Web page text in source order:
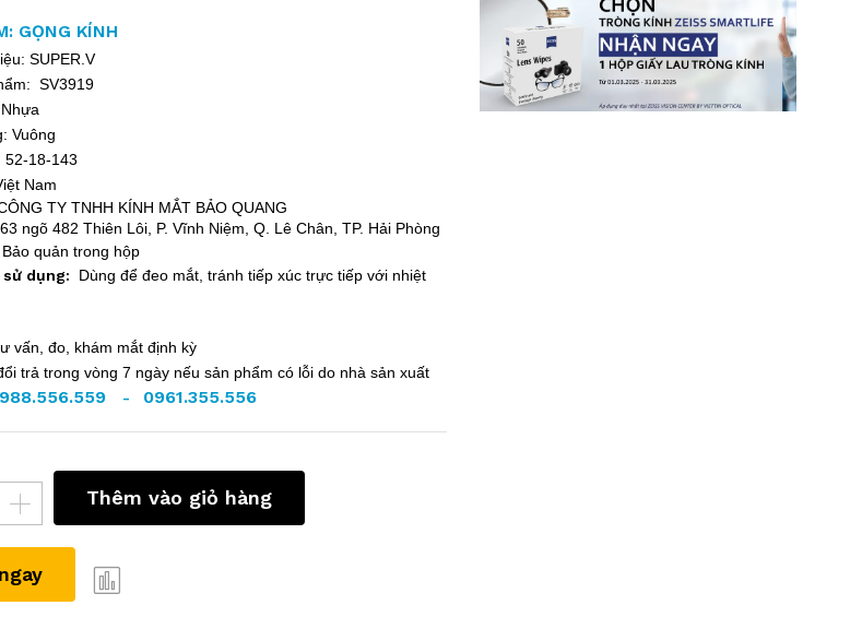
GỌNG KÍNH
SUPER.V
SV3919
Vuông
52-18-143
Nam
TY TNHH KÍNH MẮT BẢO QUANG
ngõ 482 Thiên Lôi, P. Vĩnh Niệm, Q. Lê Chân, TP. Hải Phòng
Bảo quản trong hộp
sử dụng: Dùng để đeo mắt, tránh tiếp xúc trực tiếp với nhiệt
vấn, đo, khám mắt định kỳ
trả trong vòng 7 ngày nếu sản phẩm có lỗi do nhà sản xuất
- 0961.355.556
Thêm vào giỏ hàng